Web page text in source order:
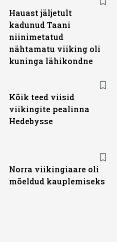
Hauast jäljetult
kadunud Taani
niinimetatud
nähtamatu viiking oli
kuninga lähikondne
Kõik teed viisid
viikingite pealinna
Hedebysse
Norra viikingiaare oli
mõeldud kauplemiseks